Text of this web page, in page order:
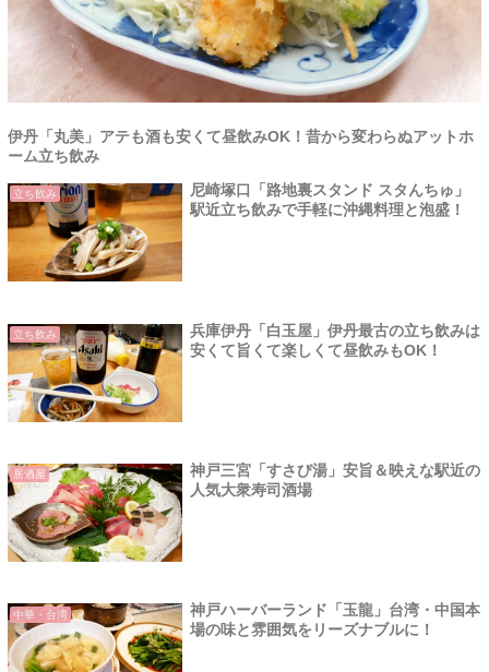
伊丹「丸美」アテも酒も安くて昼飲みOK！昔から変わらぬアットホ
ーム立ち飲み
立ち飲み
尼崎塚口「路地裏スタンド スタんちゅ」
駅近立ち飲みで手軽に沖縄料理と泡盛！
立ち飲み
兵庫伊丹「白玉屋」伊丹最古の立ち飲みは
安くて旨くて楽しくて昼飲みもOK！
居酒屋
神戸三宮「すさび湯」安旨＆映えな駅近の
人気大衆寿司酒場
中華・台湾
神戸ハーバーランド「玉龍」台湾・中国本
場の味と雰囲気をリーズナブルに！